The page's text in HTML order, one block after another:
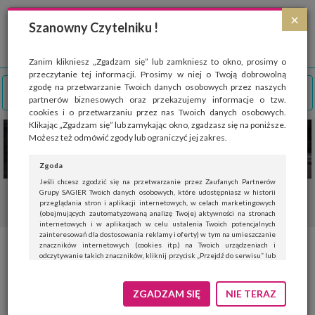
×
Szanowny Czytelniku !
Zanim klikniesz „Zgadzam się” lub zamkniesz to okno, prosimy o
przeczytanie tej informacji. Prosimy w niej o Twoją dobrowolną
zgodę na przetwarzanie Twoich danych osobowych przez naszych
partnerów biznesowych oraz przekazujemy informacje o tzw.
cookies i o przetwarzaniu przez nas Twoich danych osobowych.
Klikając „Zgadzam się” lub zamykając okno, zgadzasz się na poniższe.
Możesz też odmówić zgody lub ograniczyć jej zakres.
Zgoda
Jeśli chcesz zgodzić się na przetwarzanie przez Zaufanych Partnerów
Grupy SAGIER Twoich danych osobowych, które udostępniasz w historii
przeglądania stron i aplikacji internetowych, w celach marketingowych
(obejmujących zautomatyzowaną analizę Twojej aktywności na stronach
internetowych i w aplikacjach w celu ustalenia Twoich potencjalnych
zainteresowań dla dostosowania reklamy i oferty) w tym na umieszczanie
znaczników internetowych (cookies itp.) na Twoich urządzeniach i
odczytywanie takich znaczników, kliknij przycisk „Przejdź do serwisu” lub
Jeśli nie chcesz wyrazić zgody, kliknij „Nie teraz”.
Wyrażenie zgody jest dobrowolne. Możesz edytować zakres zgody, w tym
ZGADZAM SIĘ NIE TERAZ
Strona wykorzystuje pliki cookies, które służą głównie do celów statystycznych.
Wyrażając zgodę na używanie 'cookies', zezwalasz na zapisanie ich w pamięci
przeglądarki. Przejdź do
polityki cookies
Dresem w pandemię Covid-19!
KOBIETA AKTYWNA POLECANE